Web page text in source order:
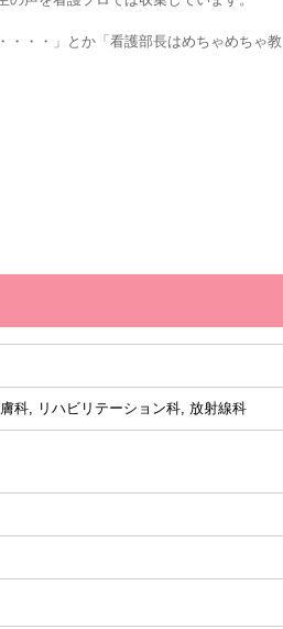
・・・」とか「看護部長はめちゃめちゃ教
科, リハビリテーション科, 放射線科